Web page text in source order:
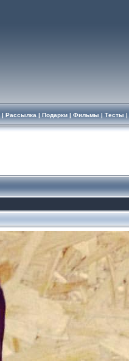
| Рассылка | Подарки| Фильмы | Тесты |